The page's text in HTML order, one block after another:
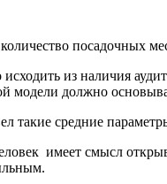
посадочных
из наличия
должно
такие средние
имеет смысл